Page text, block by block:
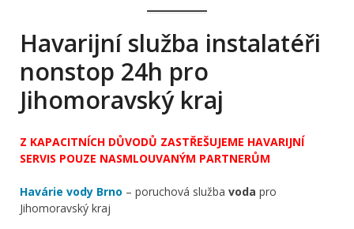
Havarijní služba instalatéři
nonstop 24h pro
Jihomoravský kraj
Z KAPACITNÍCH DŮVODŮ ZASTŘEŠUJEME HAVARIJNÍ
SERVIS POUZE NASMLOUVANÝM PARTNERŮM
Havárie vody Brno – poruchová služba voda pro
Jihomoravský kraj